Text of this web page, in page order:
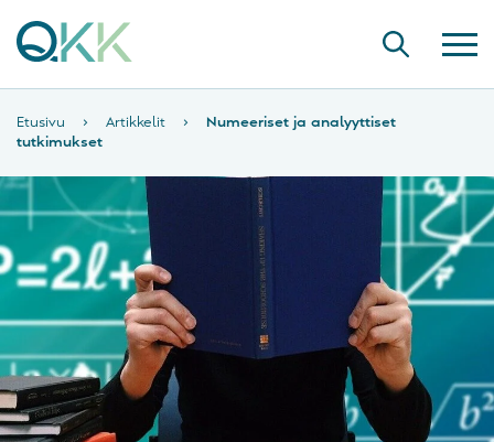
Etusivu › Artikkelit ›
Numeeriset ja analyyttiset
tutkimukset